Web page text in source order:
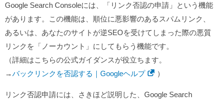
Google Search Consoleには、「リンク否認の申請」という機能
があります。この機能は、順位に悪影響のあるスパムリンク、
あるいは、あなたのサイトが逆SEOを受けてしまった際の悪質
リンクを「ノーカウント」にしてもらう機能です。
（詳細はこちらの公式ガイダンスが役立ちます。
→バックリンクを否認する｜Googleヘルプ ）
リンク否認申請には、さきほど説明した、Google Search